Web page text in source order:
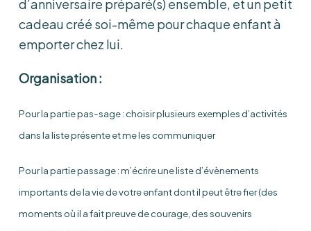
d’anniversaire préparé(s) ensemble, et un petit
cadeau créé soi-même pour chaque enfant à
emporter chez lui.
Organisation :
Pour la partie pas-sage : choisir plusieurs exemples d’activités
dans la liste présente et me les communiquer
Pour la partie passage : m’écrire une liste d’évènements
importants de la vie de votre enfant dont il peut être fier (des
moments où il a fait preuve de courage, des souvenirs